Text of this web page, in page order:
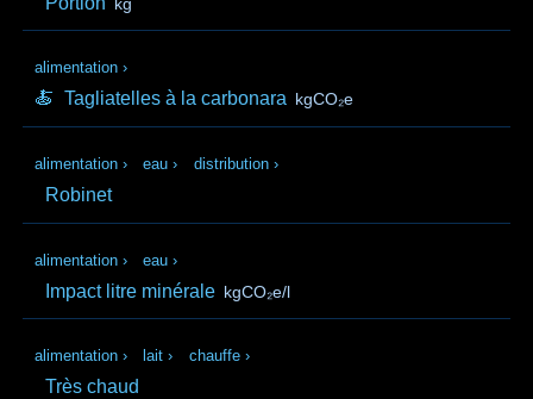
alimentation ›
🍝 Tagliatelles à la carbonara kgCO₂e
alimentation › eau › distribution ›
Robinet
alimentation › eau ›
Impact litre minérale kgCO₂e/l
alimentation › lait › chauffe ›
Très chaud